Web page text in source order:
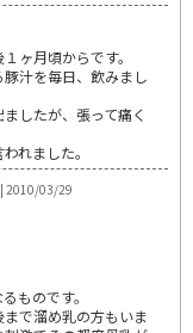
ヶ月頃からです。
汁を毎日、飲みまし
したが、張って痛く
れました。
| 2010/03/29
ものです。
で溜め乳の方もいま